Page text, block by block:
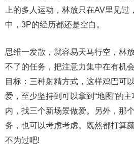
上的多人运动，林放只在AV里见
中，3P的经历都还是空白。
思维一发散，就容易天马行空，林
不了的任务，把注意力集中在有机
目标：三种射精方式，这样鸡巴可
爱，至少坚持到可以拿到“地图”的
内，找三个新场景做爱。另外，那
务，也可以考虑考虑。既然都打算
不为过吧!